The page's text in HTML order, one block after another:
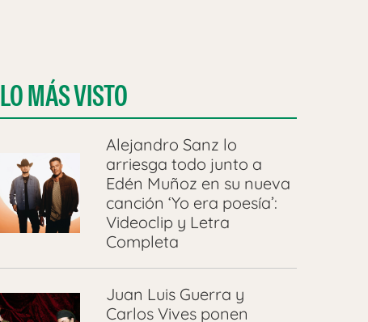
LO MÁS VISTO
Alejandro Sanz lo
arriesga todo junto a
Edén Muñoz en su nueva
canción ‘Yo era poesía’:
Videoclip y Letra
Completa
Juan Luis Guerra y
Carlos Vives ponen